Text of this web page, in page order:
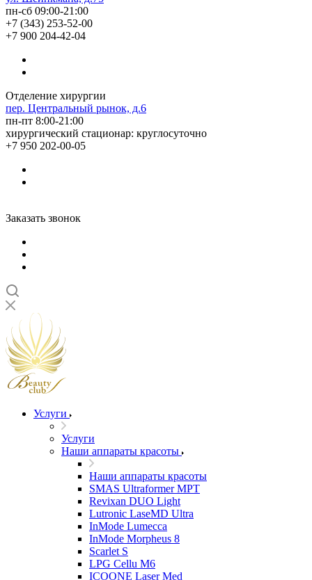
пн-сб 09:00-21:00
+7 (343) 253-52-00
+7 900 204-42-04
Отделение хирургии
пер. Центральный рынок, д.6
пн-пт 8:00-21:00
хирургический стационар: круглосуточно
+7 950 202-00-05
Заказать звонок
Услуги
Услуги
Наши аппараты красоты
Наши аппараты красоты
SMAS Ultraformer MPT
Revixan DUO Light
Lutronic LaseMD Ultra
InMode Lumecca
InMode Morpheus 8
Scarlet S
LPG Cellu M6
ICOONE Laser Med